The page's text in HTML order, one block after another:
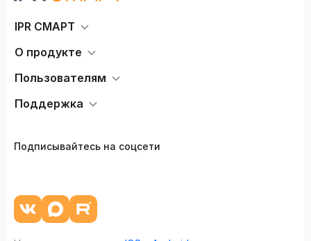
IPR СМАРТ
О продукте
Пользователям
Поддержка
Подписывайтесь на соцсети